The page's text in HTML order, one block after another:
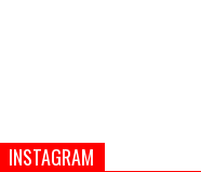
INSTAGRAM